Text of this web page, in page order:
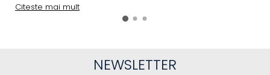
Citeste mai mult
NEWSLETTER